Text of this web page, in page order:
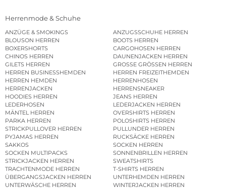
Herrenmode & Schuhe
ANZÜGE & SMOKINGS
ANZUGSSCHUHE HERREN
BLOUSON HERREN
BOOTS HERREN
BOXERSHORTS
CARGOHOSEN HERREN
CHINOS HERREN
DAUNENJACKEN HERREN
GILETS HERREN
GROSSE GRÖSSEN HERREN
HERREN BUSINESSHEMDEN
HERREN FREIZEITHEMDEN
HERREN HEMDEN
HERRENHOSEN
HERRENJACKEN
HERRENSNEAKER
HOODIES HERREN
JEANS HERREN
LEDERHOSEN
LEDERJACKEN HERREN
MÄNTEL HERREN
OVERSHIRTS HERREN
PARKA HERREN
POLOSHIRTS HERREN
STRICKPULLOVER HERREN
PULLUNDER HERREN
PYJAMAS HERREN
RUCKSÄCKE HERREN
SAKKOS
SOCKEN HERREN
SOCKEN MULTIPACKS
SONNENBRILLEN HERREN
STRICKJACKEN HERREN
SWEATSHIRTS
TRACHTENMODE HERREN
T-SHIRTS HERREN
ÜBERGANGSJACKEN HERREN
UNTERHEMDEN HERREN
UNTERWÄSCHE HERREN
WINTERJACKEN HERREN